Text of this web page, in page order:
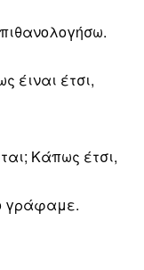
έιναι έτσι,
Κάπως έτσι,
γράφαμε.